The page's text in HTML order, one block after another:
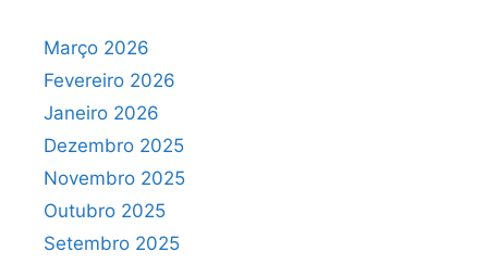
Março 2026
Fevereiro 2026
Janeiro 2026
Dezembro 2025
Novembro 2025
Outubro 2025
Setembro 2025